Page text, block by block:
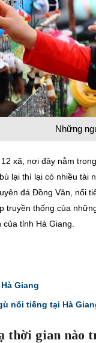
Những
xã, nơi đây nằm
lại thì lại có nhiều tài
đá Đồng Văn, nổi
truyền thống của
tỉnh Hà Giang.
Giang
nổi tiếng tại Hà
thời gian nào